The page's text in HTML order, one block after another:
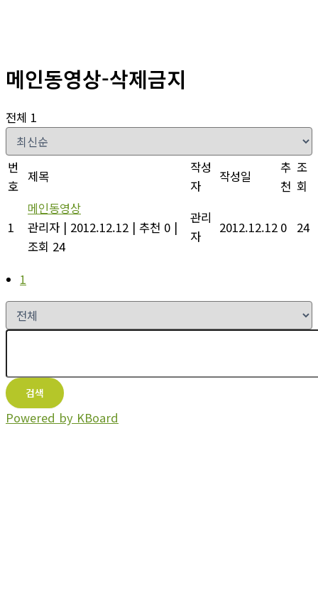
메인동영상-삭제금지
전체 1
번
호
제목
작성
자
작성일
추
천
조
회
1
메인동영상
관리자 | 2012.12.12 | 추천 0 |
조회 24
관리
자
2012.12.12 0 24
1
검색
Powered by KBoard